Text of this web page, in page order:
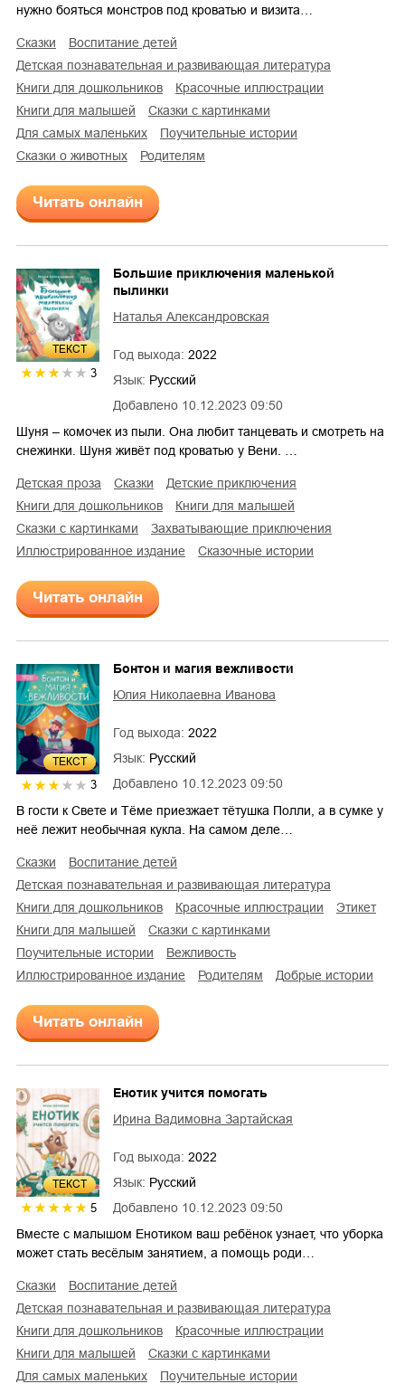
нужно бояться монстров под кроватью и визита…
сказки
воспитание детей
детская познавательная и развивающая литература
книги для дошкольников
красочные иллюстрации
книги для малышей
сказки с картинками
для самых маленьких
поучительные истории
сказки о животных
родителям
Читать онлайн
ТЕКСТ
3
Добавлено 10.12.2023 09:50
Большие приключения маленькой
пылинки
Наталья Александровская
Год выхода: 2022
Язык: Русский
Шуня – комочек из пыли. Она любит танцевать и смотреть на
снежинки. Шуня живёт под кроватью у Вени. …
детская проза сказки
детские приключения
книги для дошкольников
книги для малышей
сказки с картинками
захватывающие приключения
иллюстрированное издание
сказочные истории
Читать онлайн
ТЕКСТ
3 Добавлено 10.12.2023 09:50
Бонтон и магия вежливости
Юлия Николаевна Иванова
Год выхода: 2022
Язык: Русский
В гости к Свете и Тёме приезжает тётушка Полли, а в сумке у
неё лежит необычная кукла. На самом деле…
сказки
воспитание детей
детская познавательная и развивающая литература
книги для дошкольников
красочные иллюстрации
этикет
книги для малышей
сказки с картинками
поучительные истории
вежливость
иллюстрированное издание
родителям добрые истории
Читать онлайн
ТЕКСТ
5 Добавлено 10.12.2023 09:50
Енотик учится помогать
Ирина Вадимовна Зартайская
Год выхода: 2022
Язык: Русский
Вместе с малышом Енотиком ваш ребёнок узнает, что уборка
может стать весёлым занятием, а помощь роди…
сказки
воспитание детей
детская познавательная и развивающая литература
книги для дошкольников
красочные иллюстрации
книги для малышей
сказки с картинками
для самых маленьких
поучительные истории